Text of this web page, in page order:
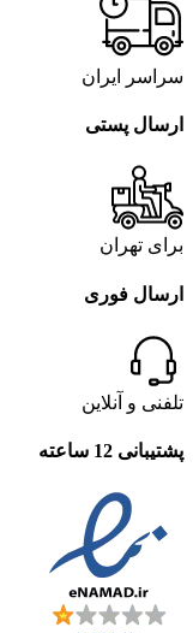
سراسر ایران
ارسال پستی
برای تهران
ارسال فوری
تلفنی و آنلاین
پشتیبانی 12 ساعته